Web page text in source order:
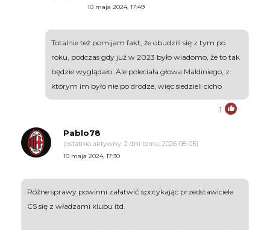
10 maja 2024, 17:49
Totalnie też pomijam fakt, że obudzili się z tym po
roku, podczas gdy już w 2023 było wiadomo, że to tak
będzie wyglądało. Ale poleciała głowa Maldiniego, z
którym im było nie po drodze, więc siedzieli cicho
1
Pablo78
(ostatnio aktywny: 2 dni temu, 2026-08-05)
10 maja 2024, 17:30
Różne sprawy powinni załatwić spotykając przedstawiciele
CS się z władzami klubu itd.